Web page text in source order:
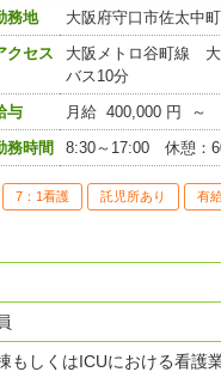
務地
大阪府守口市佐太中
クセス
大阪メトロ谷町線
バス10分
与
月給 400,000 円 ～
務時間
8:30～17:00 休憩：
7：1看護 託児所あり 有
もしくはICUにおける看護